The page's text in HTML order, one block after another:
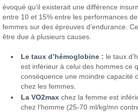
évoqué qu’il existerait une différence
entre 10 et 15% entre les performances
femmes sur des épreuves d’endurance.
être due à plusieurs causes.
Le taux d’hémoglobine : le taux
est inférieur à celui des hommes ce
conséquence une moindre capacité
chez les femmes.
La VO2max chez la femme est
chez l’homme (25-70 ml/kg/mn